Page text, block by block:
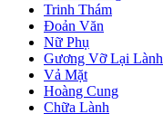
Trinh Thám
Đoản Văn
Nữ Phụ
Gương Vỡ Lại Lành
Vả Mặt
Hoàng Cung
Chữa Lành